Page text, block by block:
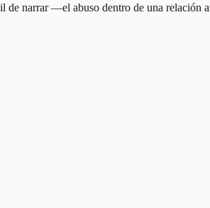
narrar —el abuso dentro de una